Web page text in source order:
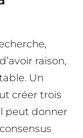
raison,
Un
créer trois
peut donner